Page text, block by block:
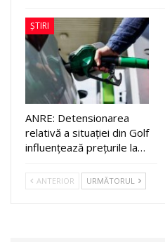
ȘTIRI
ANRE: Detensionarea
relativă a situației din Golf
influențează prețurile la…
ANTERIOR URMĂTORUL